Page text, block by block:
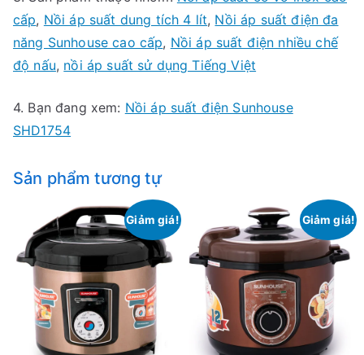
cấp, Nồi áp suất dung tích 4 lít, Nồi áp suất điện đa
năng Sunhouse cao cấp, Nồi áp suất điện nhiều chế
độ nấu, nồi áp suất sử dụng Tiếng Việt
4. Bạn đang xem: Nồi áp suất điện Sunhouse
SHD1754
Sản phẩm tương tự
Giảm giá! Giảm giá!